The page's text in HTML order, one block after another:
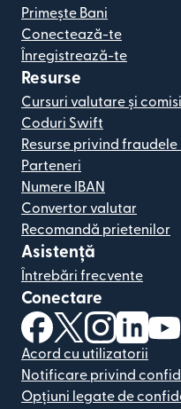
Primește Bani
Conectează-te
Înregistrează-te
Resurse
Cursuri valutare și
Coduri Swift
Resurse privind
Parteneri
Numere IBAN
Convertor valutar
Recomandă prietenilor
Asistență
Întrebări frecvente
Conectare
(se deschide într-o
(se deschide
(se (se
Acord cu utilizatorii
Notificare privind
Opțiuni legate de